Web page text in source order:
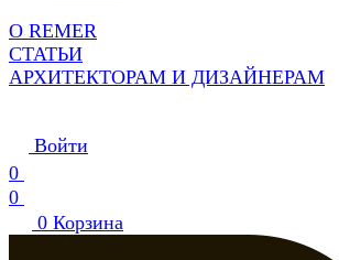
О REMER
СТАТЬИ
АРХИТЕКТОРАМ И ДИЗАЙНЕРАМ
Войти
0
0
0 Корзина